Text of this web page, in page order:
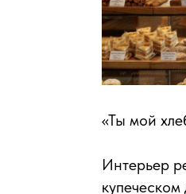
«Ты мой
Интерьер